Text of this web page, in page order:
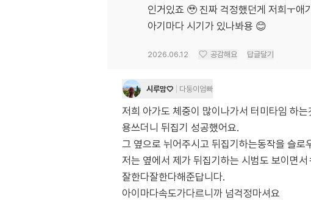
인거있죠 🥹 진짜 걱정했던게 저희ㅜ애
아기마다 시기가 있나봐용 😊
2026.06.12 공감해요 답글달기
시루맘♡ 다둥이엄빠
저희 아가도 체중이 많이나가서 터미타임 하
용쓰더니 뒤집기 성공했어요.
그 옆으로 뉘어주시고 뒤집기하는동작을 슬로
저는 옆에서 제가 뒤집기하는 시범도 보이면서
잘한다잘한다해준답니다.
아이마다속도가다르니까 넘걱정마셔요